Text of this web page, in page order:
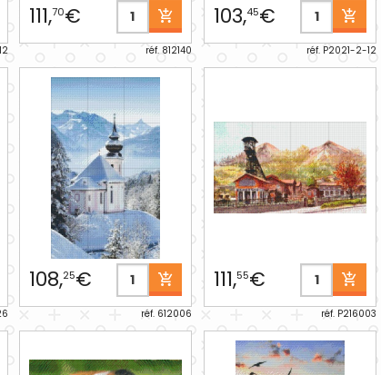
111,70€
réf. 812140
103,45€
réf. P2021-2-12
108,25€
réf. 612006
111,55€
réf. P216003